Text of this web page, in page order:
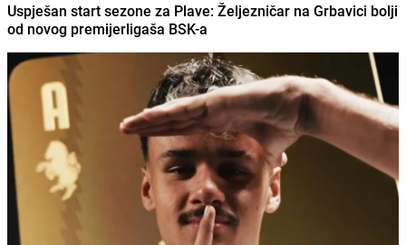
Uspješan start sezone za Plave: Željezničar na Grbavici bolji
od novog premijerligaša BSK-a